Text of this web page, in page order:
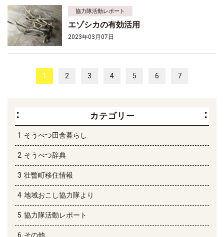
協力隊活動レポート
エゾシカの有効活用
2023年03月07日
1 2 3 4 5 6 7
カテゴリー
そうべつ田舎暮らし
そうべつ辞典
壮瞥町移住情報
地域おこし協力隊より
協力隊活動レポート
その他